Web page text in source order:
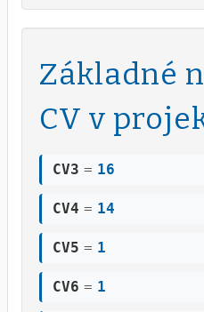
Základné
CV v
CV3 = 16
CV4 = 14
CV5 = 1
CV6 = 1